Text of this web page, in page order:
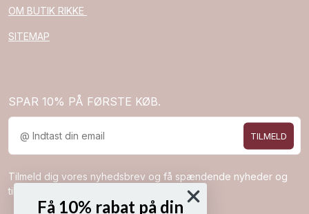
OM BUTIK RIKKE
SITEMAP
SPAR 10% PÅ FØRSTE KØB.
TILMELD
Tilmeld dig vores nyhedsbrev og få spændende nyheder og
tilbud direkte i din indbakke.
Få 10% rabat på din